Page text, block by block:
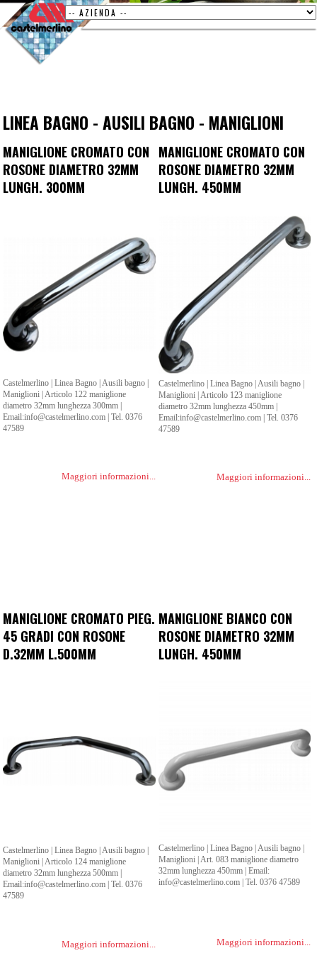
LINEA BAGNO -AUSILI BAGNO - MANIGLIONI
MANIGLIONE CROMATO CON
ROSONE DIAMETRO 32MM
LUNGH. 300MM
Castelmerlino | Linea Bagno | Ausili bagno |
Maniglioni | Articolo 122 maniglione
diametro 32mm lunghezza 300mm |
Email:info@castelmerlino.com | Tel. 0376
47589
Maggiori informazioni...
MANIGLIONE CROMATO CON
ROSONE DIAMETRO 32MM
LUNGH. 450MM
Castelmerlino | Linea Bagno | Ausili bagno |
Maniglioni | Articolo 123 maniglione
diametro 32mm lunghezza 450mm |
Email:info@castelmerlino.com | Tel. 0376
47589
Maggiori informazioni...
MANIGLIONE CROMATO PIEG.
45 GRADI CON ROSONE
D.32MM L.500MM
Castelmerlino | Linea Bagno | Ausili bagno |
Maniglioni | Articolo 124 maniglione
diametro 32mm lunghezza 500mm |
Email:info@castelmerlino.com | Tel. 0376
47589
Maggiori informazioni...
MANIGLIONE BIANCO CON
ROSONE DIAMETRO 32MM
LUNGH. 450MM
Castelmerlino | Linea Bagno | Ausili bagno |
Maniglioni | Art. 083 maniglione diametro
32mm lunghezza 450mm | Email:
info@castelmerlino.com | Tel. 0376 47589
Maggiori informazioni...